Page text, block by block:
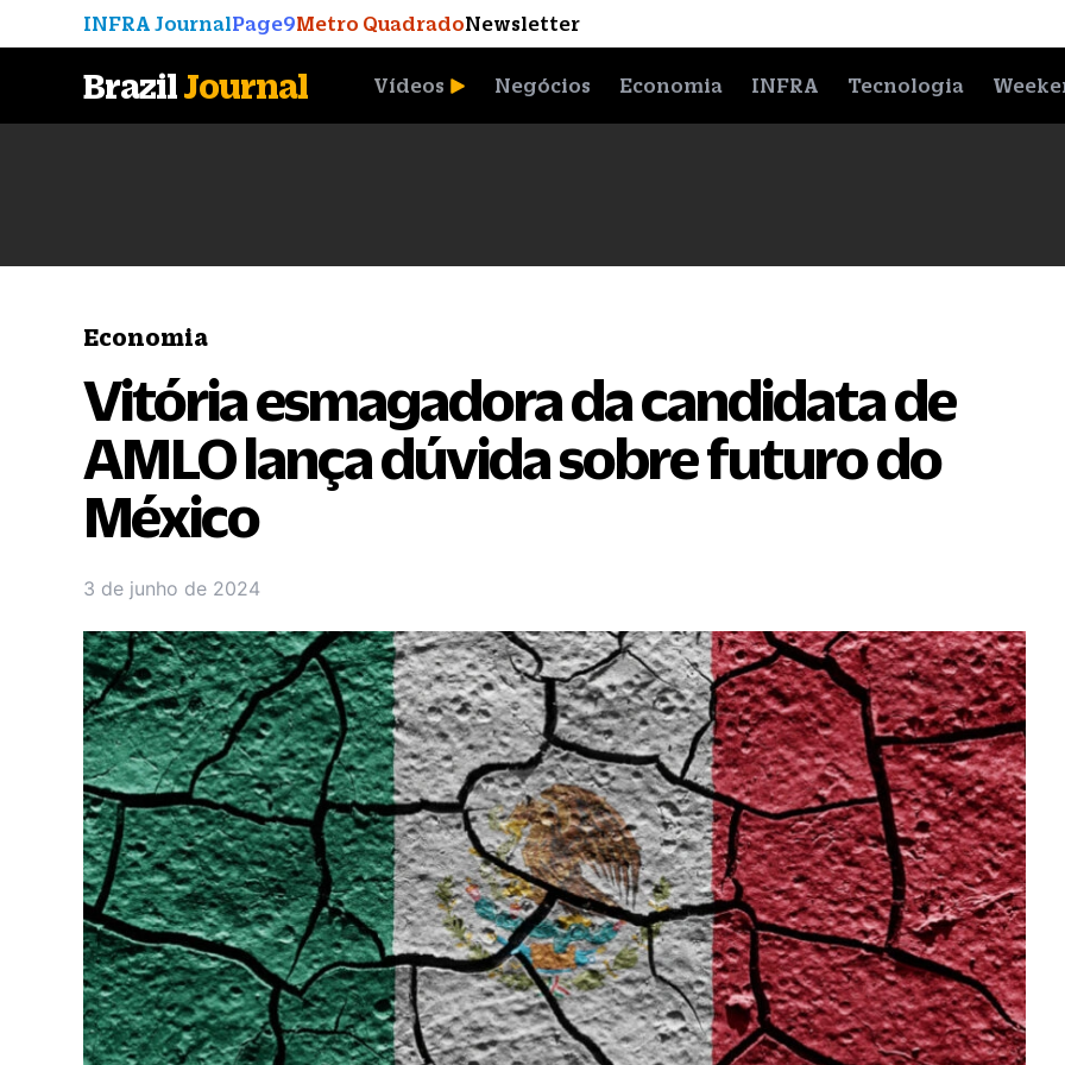
INFRA JournalPage9Metro QuadradoNewsletter
BrazilJournal Vídeos Negócios Economia INFRA Tecnologia
Economia
Vitória esmagadora da candidata de
AMLO lança dúvida sobre futuro do
México
3 de junho de 2024